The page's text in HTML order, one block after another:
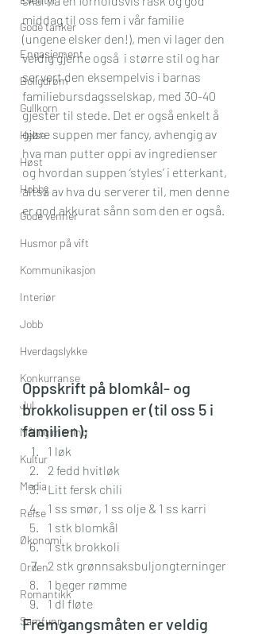
Gode tanker
Engasjement
Boligdrøm
Gullkorn
Helse
Høst
Hobby
Gode venner
Husmor på vift
Kommunikasjon
Interiør
Jobb
Hverdagslykke
Konkurranse
Jul
Mål og mening
Kultur
Media
Reise
Økonomi
Orden
Romantikk
Samfunn
middag til oss fem i vår familie
(ungene elsker den!), men vi lager den
veldig gjerne også  i større stil og har
servert den eksempelvis i barnas
familiebursdagsselskap, med 30-40
gjester til stede. Det er også enkelt å
gjøre suppen mer fancy, avhengig av
hva man putter oppi av ingredienser
og hvordan suppen ‘styles’ i etterkant,
altså av hva du serverer til, men denne
er god akkurat sånn som den er også.
Oppskrift på blomkål- og
brokkolisuppen er (til oss 5 i
familien);
1 løk
2 fedd hvitløk
Litt fersk chili
1 ss smør, 1 ss olje & 1 ss karri
1 stk blomkål
1 stk brokkoli
2 stk grønnsaksbuljongterninger
1 beger rømme
1 dl fløte
Fremgangsmåten er veldig